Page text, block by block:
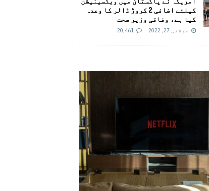
کیلئے اضافی 2 کروڑ ڈالر کا وعدہ
کیا ہے، وفاقی وزیر صحت
جولائی 27, 2022 20,461